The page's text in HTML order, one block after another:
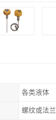
各类液体
螺纹或法兰